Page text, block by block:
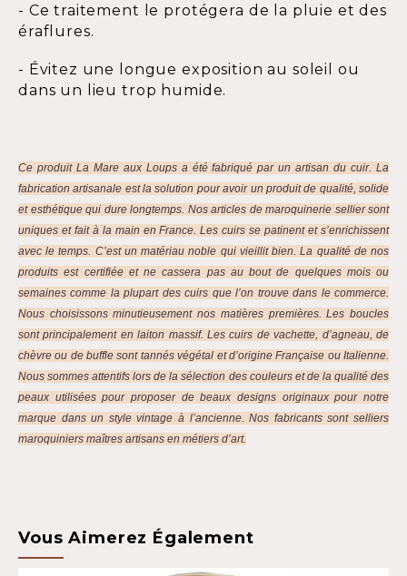
- Ce traitement le protégera de la pluie et des
éraflures.
- Évitez une longue exposition au soleil ou
dans un lieu trop humide.
Ce produit La Mare aux Loups a été fabriqué par un artisan du cuir. La
fabrication artisanale est la solution pour avoir un produit de qualité, solide
et esthétique qui dure longtemps. Nos articles de maroquinerie sellier sont
uniques et fait à la main en France. Les cuirs se patinent et s’enrichissent
avec le temps. C’est un matériau noble qui vieillit bien. La qualité de nos
produits est certifiée et ne cassera pas au bout de quelques mois ou
semaines comme la plupart des cuirs que l’on trouve dans le commerce.
Nous choisissons minutieusement nos matières premières. Les boucles
sont principalement en laiton massif. Les cuirs de vachette, d’agneau, de
chèvre ou de buffle sont tannés végétal et d’origine Française ou Italienne.
Nous sommes attentifs lors de la sélection des couleurs et de la qualité des
peaux utilisées pour proposer de beaux designs originaux pour notre
marque dans un style vintage à l’ancienne. Nos fabricants sont selliers
maroquiniers maîtres artisans en métiers d’art.
Vous Aimerez Également